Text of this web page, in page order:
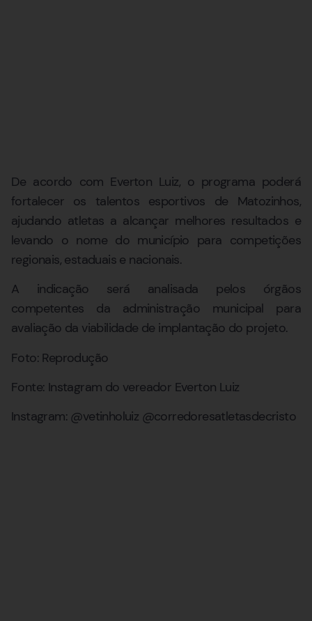
De acordo com Everton Luiz, o programa poderá
fortalecer os talentos esportivos de Matozinhos,
ajudando atletas a alcançar melhores resultados e
levando o nome do município para competições
regionais, estaduais e nacionais.
A indicação será analisada pelos órgãos
competentes da administração municipal para
avaliação da viabilidade de implantação do projeto.
Foto: Reprodução
Fonte: Instagram do vereador Everton Luiz
Instagram: @vetinholuiz @corredoresatletasdecristo